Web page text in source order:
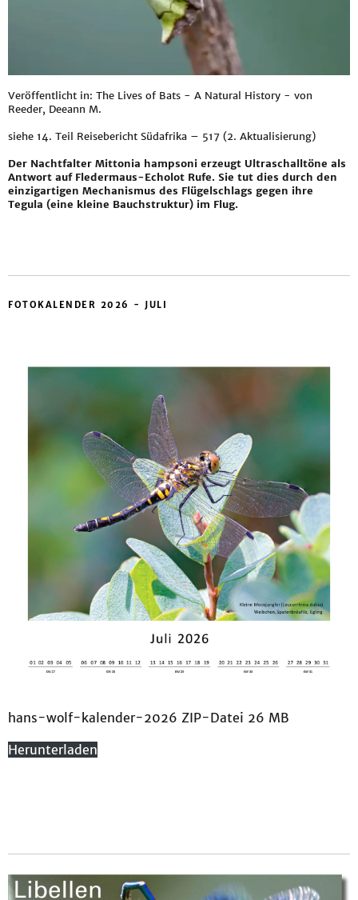
Veröffentlicht in: The Lives of Bats - A Natural History - von
Reeder, Deeann M.
siehe 14. Teil Reisebericht Südafrika – 517 (2. Aktualisierung)
Der Nachtfalter Mittonia hampsoni erzeugt Ultraschalltöne als
Antwort auf Fledermaus-Echolot Rufe. Sie tut dies durch den
einzigartigen Mechanismus des Flügelschlags gegen ihre
Tegula (eine kleine Bauchstruktur) im Flug.
FOTOKALENDER 2026 - JULI
hans-wolf-kalender-2026 ZIP-Datei 26 MB
Herunterladen